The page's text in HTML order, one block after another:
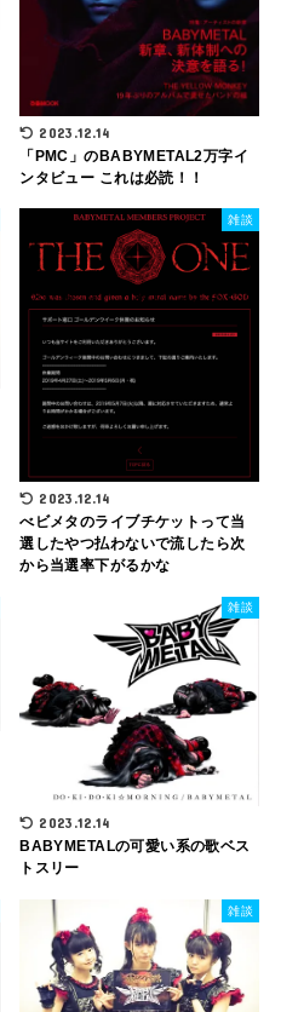
2023.12.14
「PMC」のBABYMETAL2万字イ
ンタビュー これは必読！！
雑談
2023.12.14
べビメタのライブチケットって当
選したやつ払わないで流したら次
から当選率下がるかな
雑談
2023.12.14
BABYMETALの可愛い系の歌ベス
トスリー
雑談